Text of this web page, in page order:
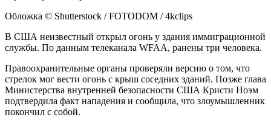
Обложка © Shutterstock / FOTODOM / 4kclips
В США неизвестный открыл огонь у здания иммиграционной
службы. По данным телеканала WFAA, ранены три человека.
Правоохранительные органы проверяли версию о том, что
стрелок мог вести огонь с крыш соседних зданий. Позже глава
Министерства внутренней безопасности США Кристи Ноэм
подтвердила факт нападения и сообщила, что злоумышленник
покончил с собой.